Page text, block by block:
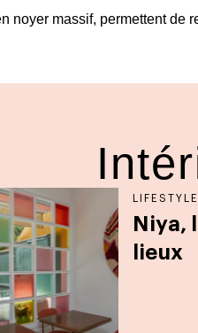
noyer massif, permettent de
Niya,
lieux